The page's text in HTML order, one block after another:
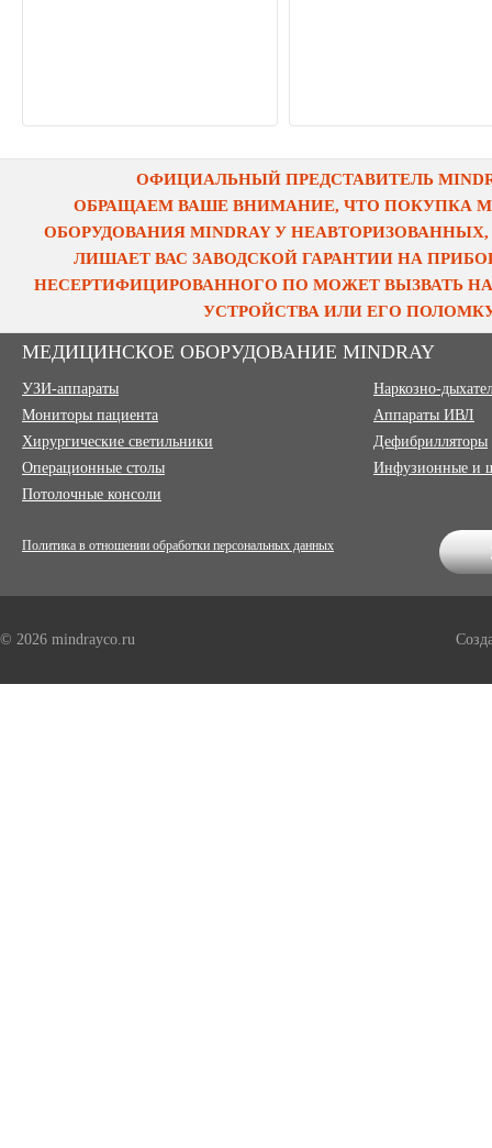
ОФИЦИАЛЬНЫЙ ПРЕДСТАВИТЕЛЬ
ОБРАЩАЕМ ВАШЕ ВНИМАНИЕ, ЧТО ПОКУПКА
ОБОРУДОВАНИЯ MINDRAY У
ЛИШАЕТ ВАС ЗАВОДСКОЙ ГАРАНТИИ НА
НЕСЕРТИФИЦИРОВАННОГО ПО МОЖЕТ ВЫЗВАТЬ
УСТРОЙСТВА ИЛИ ЕГО
МЕДИЦИНСКОЕ ОБОРУДОВАНИЕ MINDRAY
УЗИ-аппараты
Мониторы пациента
Хирургические светильники
Операционные столы
Потолочные консоли
Наркозно-
Аппараты ИВЛ
Дефибрилляторы
Инфузионные и
Политика в отношении обработки персональных данных
© 2026 mindrayco.ru